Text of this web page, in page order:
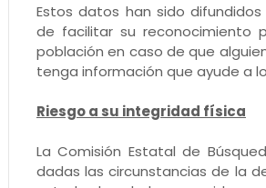
Estos datos han sido
de facilitar su reconocimiento
población en caso de que
tenga información que ayude a
Riesgo a su integridad física
La Comisión Estatal de
dadas las circunstancias de la